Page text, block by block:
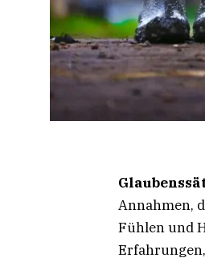
Annahmen,
Fühlen und